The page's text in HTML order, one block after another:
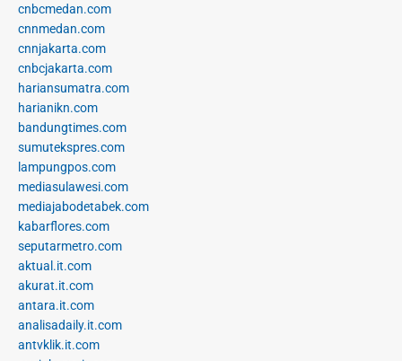
cnbcmedan.com
cnnmedan.com
cnnjakarta.com
cnbcjakarta.com
hariansumatra.com
harianikn.com
bandungtimes.com
sumutekspres.com
lampungpos.com
mediasulawesi.com
mediajabodetabek.com
kabarflores.com
seputarmetro.com
aktual.it.com
akurat.it.com
antara.it.com
analisadaily.it.com
antvklik.it.com